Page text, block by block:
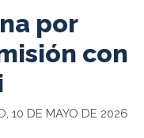
por
con
10 DE MAYO DE 2026